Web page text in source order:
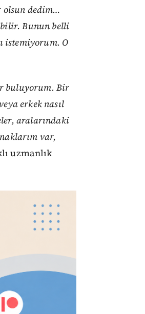
olsun dedim…
Bunun belli
istemiyorum. O
buluyorum. Bir
erkek nasıl
aralarındaki
var,
uzmanlık